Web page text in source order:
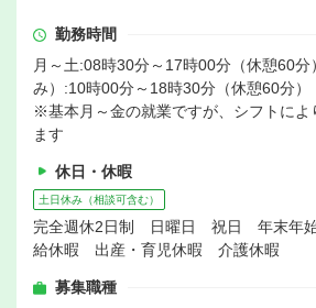
勤務時間
月～土:08時30分～17時00分（休憩60
み）:10時00分～18時30分（休憩60分）
※基本月～金の就業ですが、シフトによ
ます
休日・休暇
土日休み（相談可含む）
完全週休2日制 日曜日 祝日 年末年
給休暇 出産・育児休暇 介護休暇
募集職種